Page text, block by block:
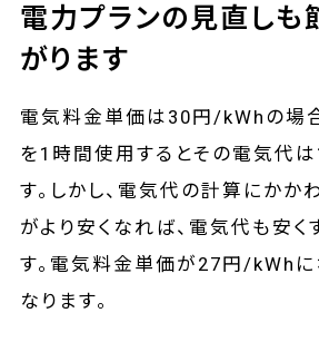
電力プランの見直しも
がります
電気料金単価は30円/kWhの場
を1時間使用するとその電気代
す。しかし、電気代の計算にか
がより安くなれば、電気代も安く
す。電気料金単価が27円/kWhに
なります。